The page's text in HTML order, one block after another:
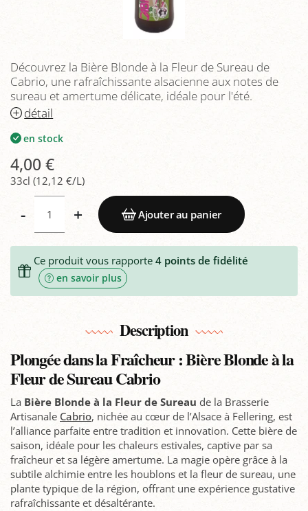
Découvrez la Bière Blonde à la Fleur de Sureau de
Cabrio, une rafraîchissante alsacienne aux notes de
sureau et amertume délicate, idéale pour l'été.
détail
en stock
4,00 €
33cl (12,12 €/L)
- + Ajouter au panier
Ce produit vous rapporte 4points de fidélité
en savoir plus
Description
Plongée dans la Fraîcheur : Bière Blonde à la
Fleur de Sureau Cabrio
La Bière Blonde à la Fleur de Sureau de la Brasserie
Artisanale Cabrio, nichée au cœur de l’Alsace à Fellering, est
l’alliance parfaite entre tradition et innovation. Cette bière de
saison, idéale pour les chaleurs estivales, captive par sa
fraîcheur et sa légère amertume. La magie opère grâce à la
subtile alchimie entre les houblons et la fleur de sureau, une
plante typique de la région, offrant une expérience gustative
rafraîchissante et désaltérante.